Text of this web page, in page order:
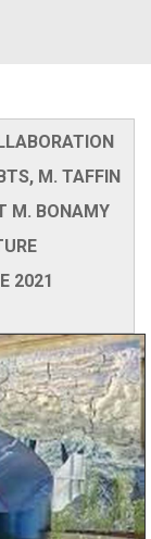
M. TAFFIN
M. BONAMY
2021